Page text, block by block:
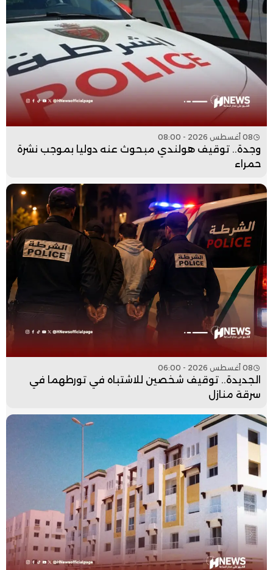
08 أغسطس 2026 - 08:00
وجدة.. توقيف هولندي مبحوث عنه دوليا بموجب نشرة
حمراء
08 أغسطس 2026 - 06:00
الجديدة.. توقيف شخصين للاشتباه في تورطهما في
سرقة منازل